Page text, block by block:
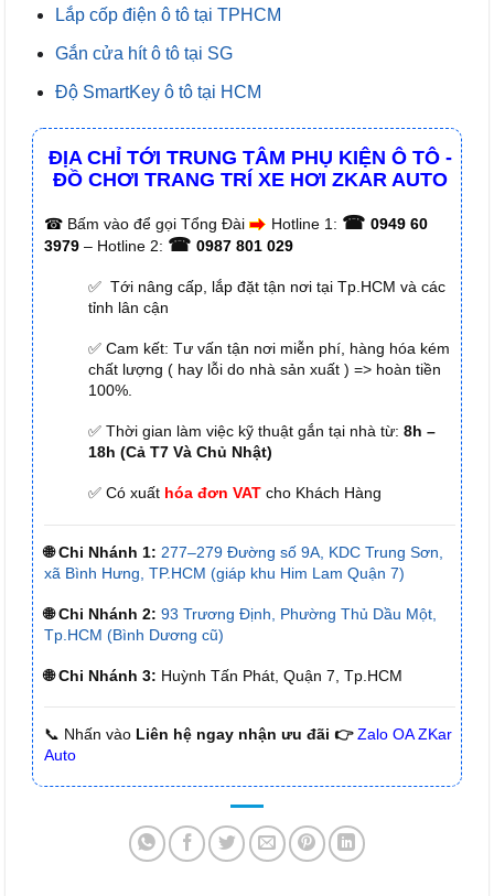
Lắp cốp điện ô tô tại TPHCM
Gắn cửa hít ô tô tại SG
Độ SmartKey ô tô tại HCM
ĐỊA CHỈ TỚI TRUNG TÂM PHỤ KIỆN Ô TÔ -
ĐỒ CHƠI TRANG TRÍ XE HƠI ZKAR AUTO
☎ Bấm vào để gọi Tổng Đài Hotline 1: ☎ 0949 60
3979 – Hotline 2: ☎ 0987 801 029
✅ Tới nâng cấp, lắp đặt tận nơi tại Tp.HCM và các
tỉnh lân cận
✅ Cam kết: Tư vấn tận nơi miễn phí, hàng hóa kém
chất lượng ( hay lỗi do nhà sản xuất ) => hoàn tiền
100%.
✅ Thời gian làm việc kỹ thuật gắn tại nhà từ: 8h –
18h (Cả T7 Và Chủ Nhật)
✅ Có xuất hóa đơn VAT cho Khách Hàng
🌐 Chi Nhánh 1: 277–279 Đường số 9A, KDC Trung Sơn,
xã Bình Hưng, TP.HCM (giáp khu Him Lam Quận 7)
🌐 Chi Nhánh 2: 93 Trương Định, Phường Thủ Dầu Một,
Tp.HCM (Bình Dương cũ)
🌐 Chi Nhánh 3: Huỳnh Tấn Phát, Quận 7, Tp.HCM
📞 Nhấn vào Liên hệ ngay nhận ưu đãi 👉 Zalo OA ZKar
Auto